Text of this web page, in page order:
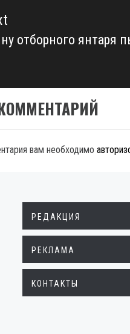
отборного янтаря
вам необходимо
РЕДАКЦИЯ
РЕКЛАМА
КОНТАКТЫ